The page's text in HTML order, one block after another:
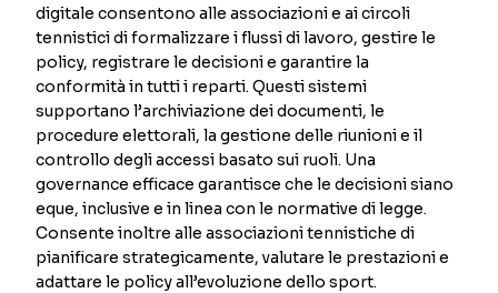
digitale consentono alle associazioni e ai circoli
tennistici di formalizzare i flussi di lavoro, gestire le
policy, registrare le decisioni e garantire la
conformità in tutti i reparti. Questi sistemi
supportano l’archiviazione dei documenti, le
procedure elettorali, la gestione delle riunioni e il
controllo degli accessi basato sui ruoli. Una
governance efficace garantisce che le decisioni siano
eque, inclusive e in linea con le normative di legge.
Consente inoltre alle associazioni tennistiche di
pianificare strategicamente, valutare le prestazioni e
adattare le policy all’evoluzione dello sport.